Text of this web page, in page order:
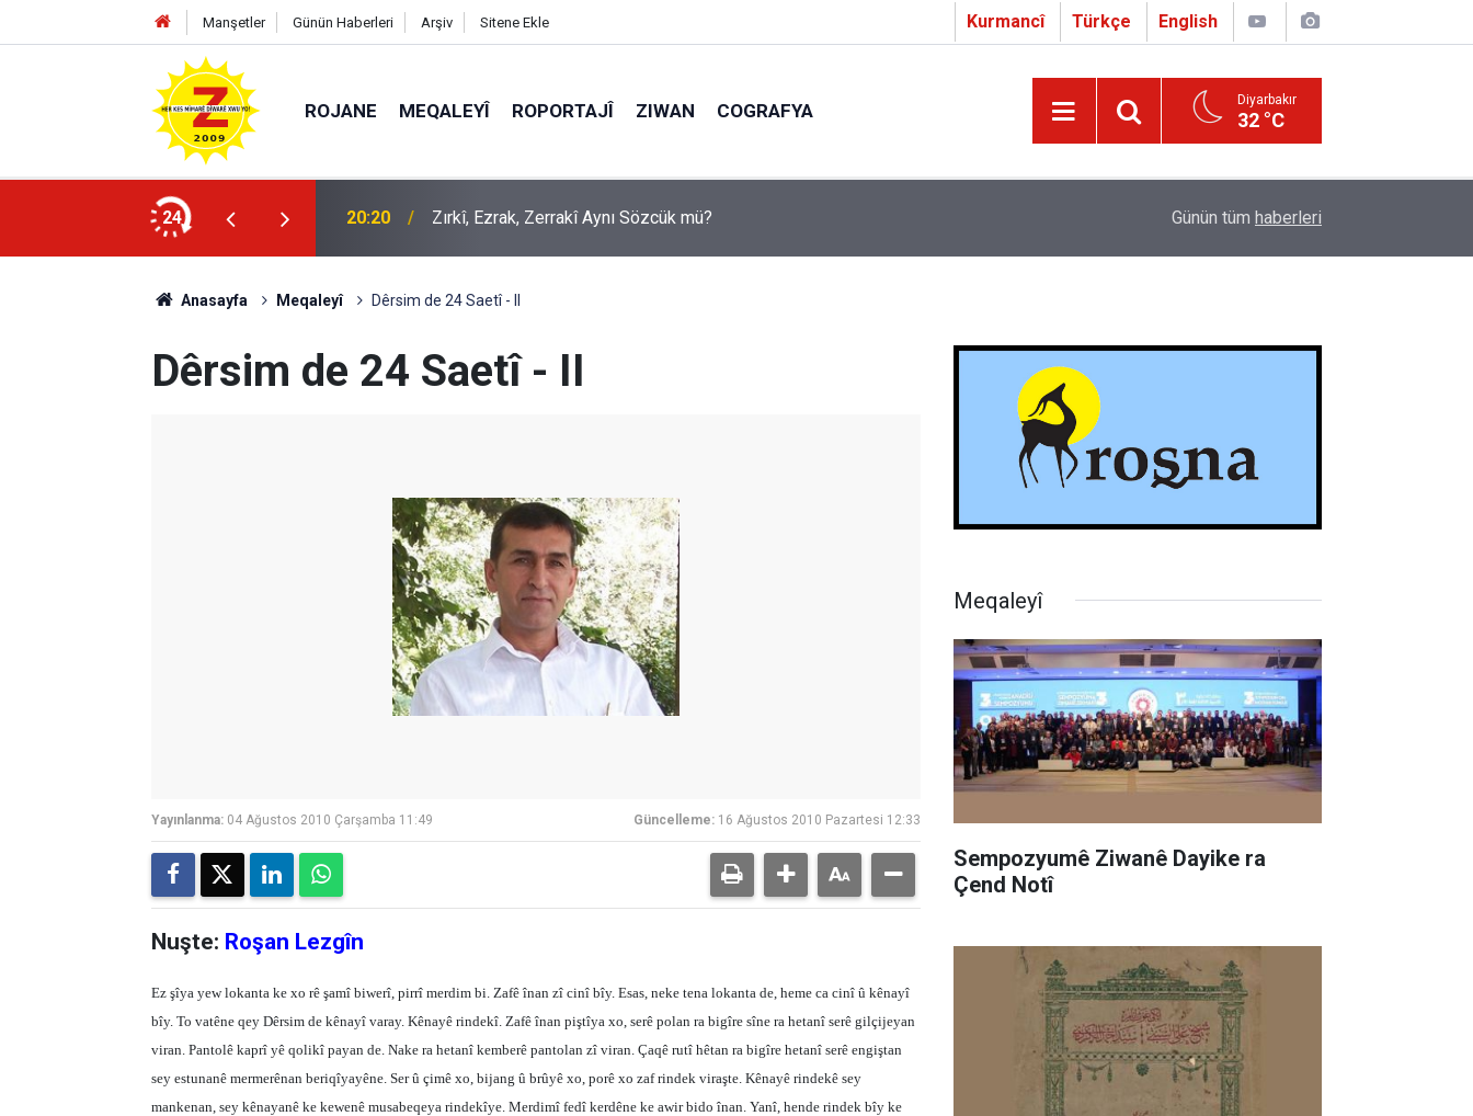
Manşetler Günün Haberleri Arşiv Sitene Ekle Kurmancî Türkçe English
ROJANE MEQALEYÎ ROPORTAJÎ ZIWAN COGRAFYA Diyarbakır
32 °C
24 20:20 Zırkî, Ezrak, Zerrakî Aynı Sözcük mü? Ji Zilma Partîzanan Nimûneyeka Piçûk
Günün tüm haberleri
Anasayfa Meqaleyî Dêrsim de 24 Saetî - II
Dêrsim de 24 Saetî - II
Yayınlanma: 04 Ağustos 2010 Çarşamba 11:49 Güncelleme: 16 Ağustos 2010 Pazartesi 12:33
Nuşte: Roşan Lezgîn
Ez şîya yew lokanta ke xo rê şamî biwerî, pirrî merdim bi. Zafê înan zî cinî bîy. Esas, neke tena lokanta de, heme ca cinî û kênayî
bîy. To vatêne qey Dêrsim de kênayî varay. Kênayê rindekî. Zafê înan piştîya xo, serê polan ra bigîre sîne ra hetanî serê gilçijeyan
viran. Pantolê kaprî yê qolikî payan de. Nake ra hetanî kemberê pantolan zî viran. Çaqê rutî hêtan ra bigîre hetanî serê engiştan
sey estunanê mermerênan beriqîyayêne. Ser û çimê xo, bijang û brûyê xo, porê xo zaf rindek viraşte. Kênayê rindekê sey
mankenan, sey kênayanê ke kewenê musabeqeya rindekîye. Merdimî fedî kerdêne ke awir bido înan. Yanî, hende rindek bîy ke
Meqaleyî
Sempozyumê Ziwanê Dayike ra
Çend Notî